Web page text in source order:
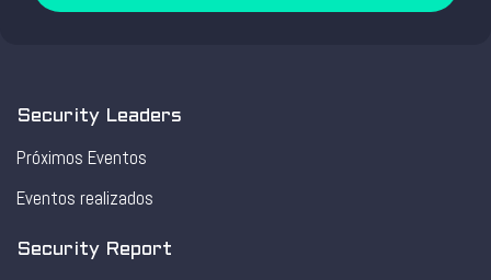
Security Leaders
Próximos Eventos
Eventos realizados
Security Report